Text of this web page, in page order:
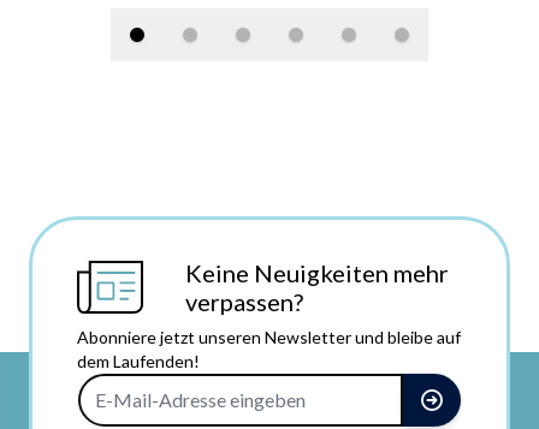
Keine Neuigkeiten mehr
verpassen?
Abonniere jetzt unseren Newsletter und bleibe auf
dem Laufenden!